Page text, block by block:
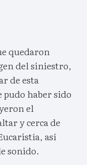
quedaron
del siniestro,
de esta
haber sido
el
y cerca de
así
sonido.